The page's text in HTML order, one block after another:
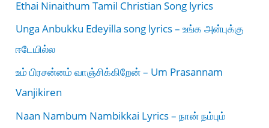
Ethai Ninaithum Tamil Christian Song lyrics
Unga Anbukku Edeyilla song lyrics – உங்க அன்புக்கு
ஈடேயில்ல
உம் பிரசன்னம் வாஞ்சிக்கிறேன் – Um Prasannam
Vanjikiren
Naan Nambum Nambikkai Lyrics – நான் நம்பும்